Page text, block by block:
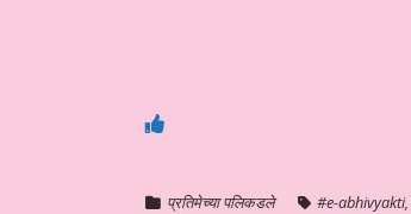
प्रतिमेच्या पलिकडले #e-abhivyakti,